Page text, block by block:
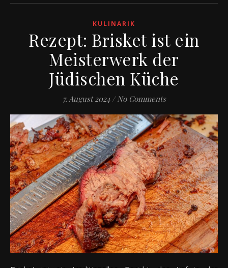
KULINARIK
Rezept: Brisket ist ein
Meisterwerk der
Jüdischen Küche
7. August 2024 / No Comments